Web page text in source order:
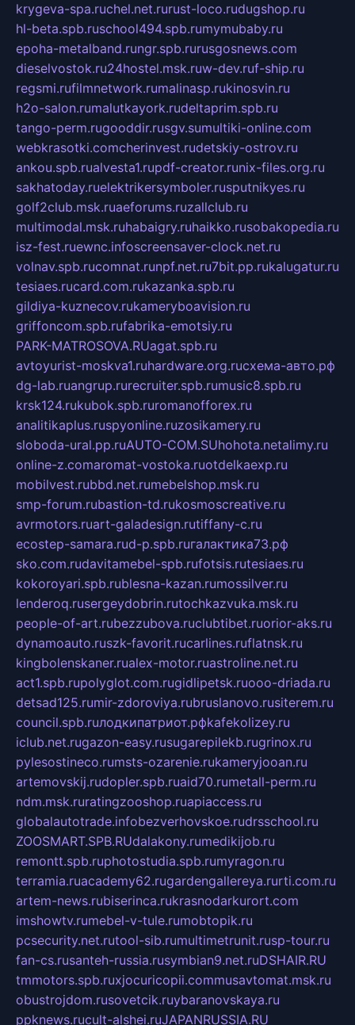
krygeva-spa.ruchel.net.rurust-loco.rudugshop.ru
hl-beta.spb.ruschool494.spb.rumymubaby.ru
epoha-metalband.rungr.spb.rurusgosnews.com
dieselvostok.ru24hostel.msk.ruw-dev.ruf-ship.ru
regsmi.rufilmnetwork.rumalinasp.rukinosvin.ru
h2o-salon.rumalutkayork.rudeltaprim.spb.ru
tango-perm.rugooddir.rusgv.sumultiki-online.com
webkrasotki.comcherinvest.rudetskiy-ostrov.ru
ankou.spb.rualvesta1.rupdf-creator.runix-files.org.ru
sakhatoday.ruelektrikersymboler.rusputnikyes.ru
golf2club.msk.ruaeforums.ruzallclub.ru
multimodal.msk.ruhabaigry.ruhaikko.rusobakopedia.ru
isz-fest.ruewnc.infoscreensaver-clock.net.ru
volnav.spb.rucomnat.runpf.net.ru7bit.pp.rukalugatur.ru
tesiaes.rucard.com.rukazanka.spb.ru
gildiya-kuznecov.rukameryboavision.ru
griffoncom.spb.rufabrika-emotsiy.ru
PARK-MATROSOVA.RUagat.spb.ru
avtoyurist-moskva1.ruhardware.org.ruсхема-авто.рф
dg-lab.ruangrup.rurecruiter.spb.rumusic8.spb.ru
krsk124.rukubok.spb.ruromanofforex.ru
analitikaplus.ruspyonline.ruzosikamery.ru
sloboda-ural.pp.ruAUTO-COM.SUhohota.netalimy.ru
online-z.comaromat-vostoka.ruotdelkaexp.ru
mobilvest.rubbd.net.rumebelshop.msk.ru
smp-forum.rubastion-td.rukosmoscreative.ru
avrmotors.ruart-galadesign.rutiffany-c.ru
ecostep-samara.rud-p.spb.ruгалактика73.рф
sko.com.rudavitamebel-spb.rufotsis.rutesiaes.ru
kokoroyari.spb.rublesna-kazan.rumossilver.ru
lenderoq.rusergeydobrin.rutochkazvuka.msk.ru
people-of-art.rubezzubova.ruclubtibet.ruorior-aks.ru
dynamoauto.ruszk-favorit.rucarlines.ruflatnsk.ru
kingbolenskaner.rualex-motor.ruastroline.net.ru
act1.spb.rupolyglot.com.rugidlipetsk.ruooo-driada.ru
detsad125.rumir-zdoroviya.rubruslanovo.rusiterem.ru
council.spb.ruлодкипатриот.рфkafekolizey.ru
iclub.net.rugazon-easy.rusugarepilekb.rugrinox.ru
pylesostineco.rumsts-ozarenie.rukameryjooan.ru
artemovskij.rudopler.spb.ruaid70.rumetall-perm.ru
ndm.msk.ruratingzooshop.ruapiaccess.ru
globalautotrade.infobezverhovskoe.rudrsschool.ru
ZOOSMART.SPB.RUdalakony.rumedikijob.ru
remontt.spb.ruphotostudia.spb.rumyragon.ru
terramia.ruacademy62.rugardengallereya.rurti.com.ru
artem-news.rubiserinca.rukrasnodarkurort.com
imshowtv.rumebel-v-tule.rumobtopik.ru
pcsecurity.net.rutool-sib.rumultimetrunit.rusp-tour.ru
fan-cs.rusanteh-russia.rusymbian9.net.ruDSHAIR.RU
tmmotors.spb.ruxjocuricopii.commusavtomat.msk.ru
obustrojdom.rusovetcik.ruybaranovskaya.ru
ppknews.rucult-alshei.ruJAPANRUSSIA.RU